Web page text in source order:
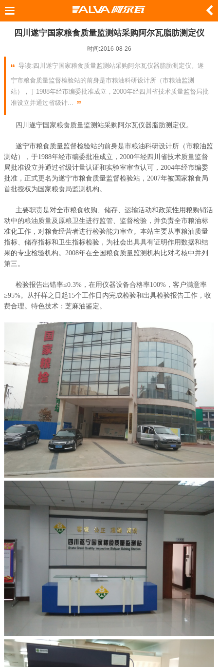
四川遂宁国家粮食质量监测站采购阿尔瓦脂肪测定仪
时间:2016-08-26
导读:四川遂宁国家粮食质量监测站采购阿尔瓦仪器脂肪测定仪。遂
宁市粮食质量监督检验站的前身是市粮油科研设计所（市粮油监测
站），于1988年经市编委批准成立，2000年经四川省技术质量监督局批
准设立并通过省级计...
四川遂宁国家粮食质量监测站采购阿尔瓦仪器脂肪测定仪。
遂宁市粮食质量监督检验站的前身是市粮油科研设计所（市粮油监
测站），于1988年经市编委批准成立，2000年经四川省技术质量监督
局批准设立并通过省级计量认证和实验室审查认可，2004年经市编委
批准，正式更名为遂宁市粮食质量监督检验站，2007年被国家粮食局
首批授权为国家粮食局监测机构。
主要职责是对全市粮食收购、储存、运输活动和政策性用粮购销活
动中的粮油质量及原粮卫生进行监管、监督检验，并负责全市粮油标
准化工作，对粮食经营者进行检验能力审查。本站主要从事粮油质量
指标、储存指标和卫生指标检验，为社会出具具有证明作用数据和结
果的专业检验机构。2008年在全国粮食质量监测机构比对考核中并列
第三。
检验报告出错率≤0.3%，在用仪器设备合格率100%，客户满意率
≥95%。从扦样之日起15个工作日内完成检验和出具检验报告工作，收
费合理。特色技术：芝麻油鉴定。